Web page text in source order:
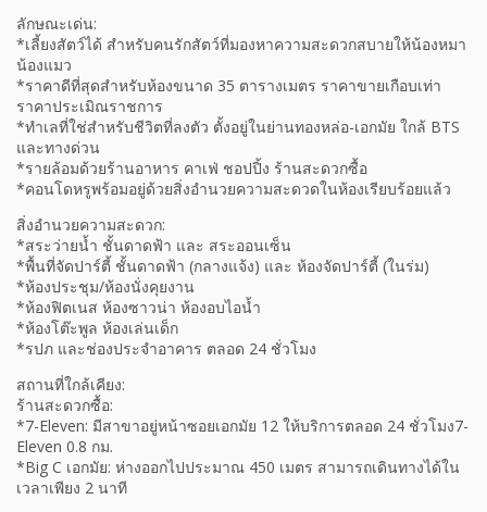
ลักษณะเด่น:
*เลี้ยงสัตว์ได้ สำหรับคนรักสัตว์ที่มองหาความสะดวกสบายให้น้องหมา
น้องแมว
*ราคาดีที่สุดสำหรับห้องขนาด 35 ตารางเมตร ราคาขายเกือบเท่า
ราคาประเมิณราชการ
*ทำเลที่ใช่สำหรับชีวิตที่ลงตัว ตั้งอยู่ในย่านทองหล่อ-เอกมัย ใกล้ BTS
และทางด่วน
*รายล้อมด้วยร้านอาหาร คาเฟ่ ชอปปิ้ง ร้านสะดวกซื้อ
*คอนโดหรูพร้อมอยู่ด้วยสิ่งอำนวยความสะดวดในห้องเรียบร้อยแล้ว
สิ่งอำนวยความสะดวก:
*สระว่ายน้ำ ชั้นดาดฟ้า และ สระออนเซ็น
*พื้นที่จัดปาร์ตี้ ชั้นดาดฟ้า (กลางแจ้ง) และ ห้องจัดปาร์ตี้ (ในร่ม)
*ห้องประชุม/ห้องนั่งคุยงาน
*ห้องฟิตเนส ห้องซาวน่า ห้องอบไอน้ำ
*ห้องโต๊ะพูล ห้องเล่นเด็ก
*รปภ และช่องประจำอาคาร ตลอด 24 ชั่วโมง
สถานที่ใกล้เคียง:
ร้านสะดวกซื้อ:
*7-Eleven: มีสาขาอยู่หน้าซอยเอกมัย 12 ให้บริการตลอด 24 ชั่วโมง7-
Eleven 0.8 กม.
*Big C เอกมัย: ห่างออกไปประมาณ 450 เมตร สามารถเดินทางได้ใน
เวลาเพียง 2 นาที